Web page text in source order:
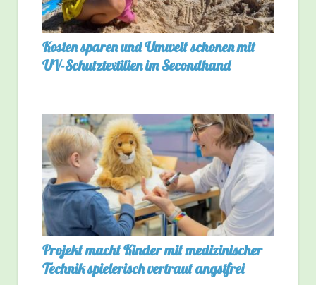
Kosten sparen und Umwelt schonen mit
UV-Schutztextilien im Secondhand
Projekt macht Kinder mit medizinischer
Technik spielerisch vertraut angstfrei